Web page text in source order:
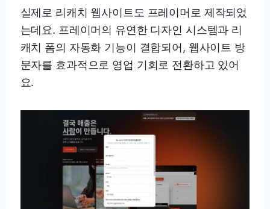
실제로 리캐치 웹사이트도 프레이머로 제작되었
는데요. 프레이머의 유연한 디자인 시스템과 리
캐치 폼의 자동화 기능이 결합되어, 웹사이트 방
문자를 효과적으로 영업 기회로 전환하고 있어
요.